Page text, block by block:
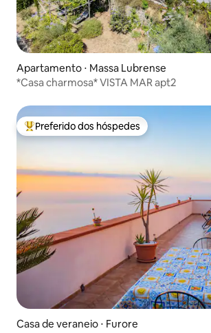
Apartamento ⋅ Massa Lubrense
*Casa charmosa* VISTA MAR apt2
Entre os melhores preferidos dos hóspedes
Preferido dos hóspedes
Casa de veraneio ⋅ Furore